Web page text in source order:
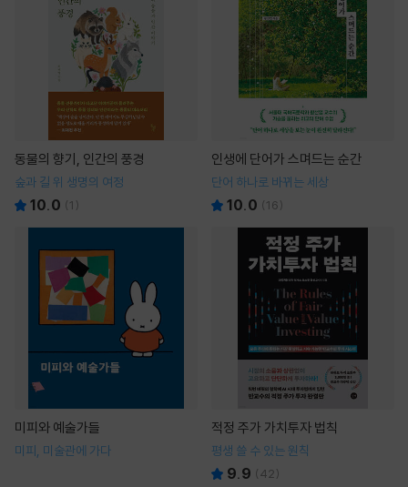
동물의 향기, 인간의 풍경
숲과 길 위 생명의 여정
10.0 (1 )
인생에 단어가 스며드는 순간
단어 하나로 바뀌는 세상
10.0 (16)
미피와 예술가들
미피, 미술관에 가다
적정 주가 가치투자 법칙
평생 쓸 수 있는 원칙
9.9 (42)